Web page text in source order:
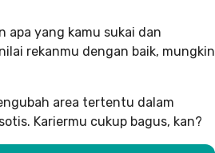
apa yang kamu sukai dan
rekanmu dengan baik, mungkin
area tertentu dalam
Kariermu cukup bagus, kan?